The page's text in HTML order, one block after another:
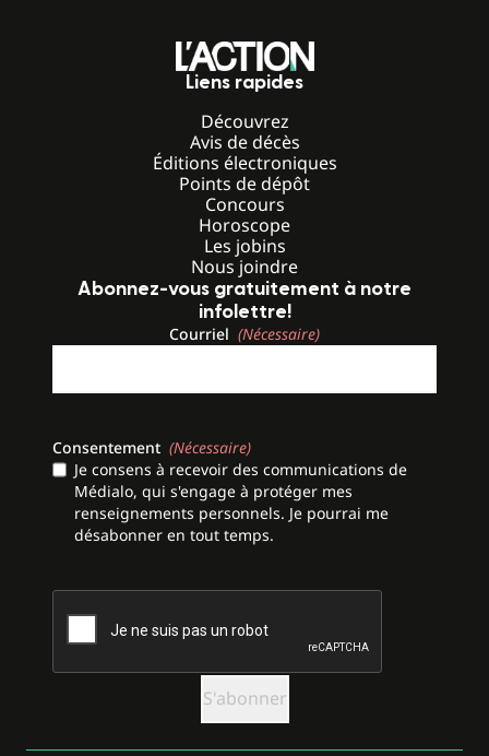
Liens rapides
Découvrez
Avis de décès
Éditions électroniques
Points de dépôt
Concours
Horoscope
Les jobins
Nous joindre
Abonnez-vous gratuitement à notre
infolettre!
Courriel (Nécessaire)
Consentement (Nécessaire)
Je consens à recevoir des communications de
Médialo, qui s'engage à protéger mes
renseignements personnels. Je pourrai me
désabonner en tout temps.
CAPTCHA